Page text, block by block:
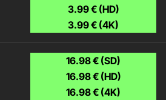
3.99 € (HD)
3.99 € (4K)
16.98 € (SD)
16.98 € (HD)
16.98 € (4K)